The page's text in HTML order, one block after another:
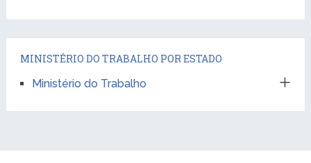
MINISTÉRIO DO TRABALHO POR ESTADO
Ministério do Trabalho